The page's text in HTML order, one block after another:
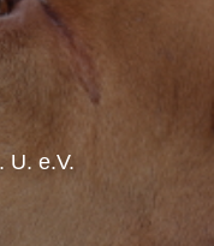
U. e.V.